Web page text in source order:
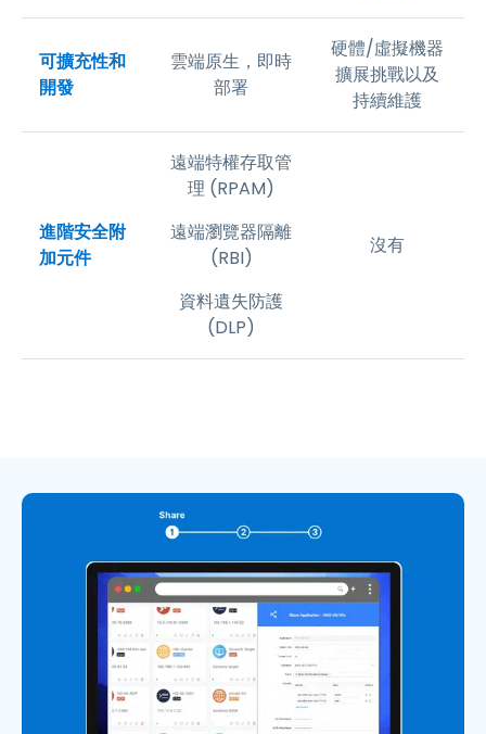
可擴充性和
開發
雲端原生，即時
部署
硬體/虛擬機器
擴展挑戰以及
持續維護
進階安全附
加元件
遠端特權存取管
理 (RPAM)
遠端瀏覽器隔離
(RBI)
資料遺失防護
(DLP)
沒有